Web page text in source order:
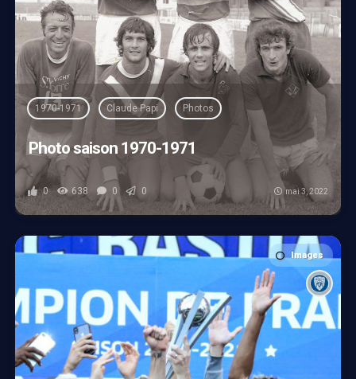
1970-1971 Claude Papi Photos
Photo saison 1970-1971
0 638 0 0 mai 3, 2022
Images